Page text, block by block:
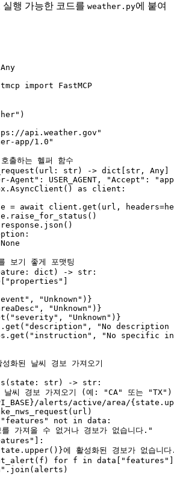
행 가능한 코드를 weather.py에 붙여
import FastMCP
api.weather.gov"
app/1.0"
출하는 헬퍼 함수
str) -> dict[str, Any]
Agent": USER_AGENT, "Accept":
as client:
= await client.get(url,
보기 좋게 포맷팅
dict) -> str:
"Unknown")}
"Unknown")}
"Unknown")}
"No
"No specific
화된 날씨 경보 가져오기
str) -> str:
날씨 경보 가져오기 (예: "CA" 또는
alerts/active/area/
not in data:
가져올 수 없거나 경보가 없습니다."
에 활성화된 경보가 없습니다
for f in